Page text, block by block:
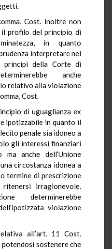
Cost. inoltre non
profilo del principio di
in quanto
interpretare nel
principi della Corte di
anche
relativo alla violazione
Cost.
di uguaglianza ex
ipotizzabile in quanto il
penale sia idoneo a
gli interessi finanziari
anche dell’Unione
circostanza idonea a
termine di prescrizione
irragionevole.
determinerebbe
violazione
all’art. 11 Cost.
sostenere che